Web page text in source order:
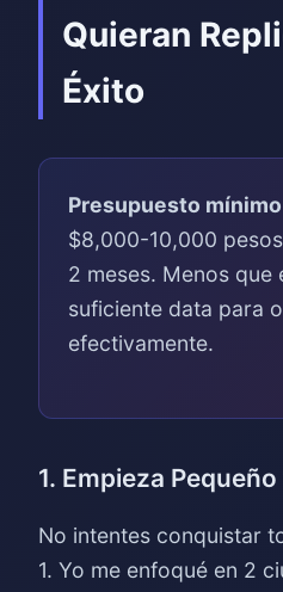
Quieran
Éxito
Presupuesto
$8,000-10,000
2 meses. Menos que
suficiente data para
efectivamente.
1. Empieza
No intentes conquistar
1. Yo me enfoqué en 2